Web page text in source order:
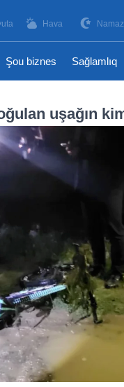
Hava
Şou biznes Sağlamlıq
uşağın